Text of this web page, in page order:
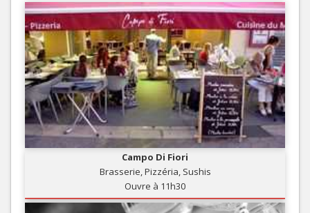
Campo Di Fiori
Brasserie, Pizzéria, Sushis
Ouvre à 11h30